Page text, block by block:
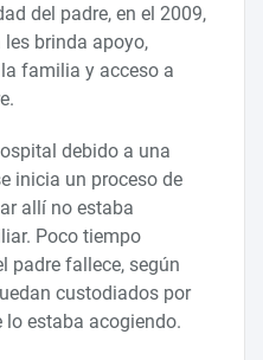
del padre, en el 2009,
brinda apoyo,
familia y acceso a
debido a una
inicia un proceso de
allí no estaba
Poco tiempo
padre fallece, según
custodiados por
lo estaba acogiendo.